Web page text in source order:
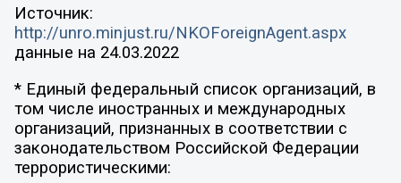
Источник:
http://unro.minjust.ru/NKOForeignAgent.aspx
данные на 24.03.2022
* Единый федеральный список организаций, в
том числе иностранных и международных
организаций, признанных в соответствии с
законодательством Российской Федерации
террористическими: